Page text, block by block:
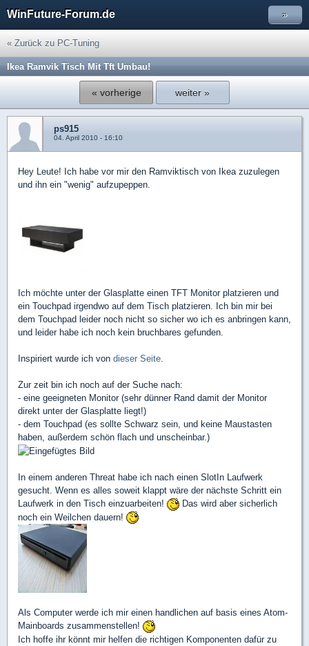
WinFuture-Forum.de »
« Zurück zu PC-Tuning
Ikea Ramvik Tisch Mit Tft Umbau!
« vorherige weiter »
ps915
04. April 2010 - 16:10
Hey Leute! Ich habe vor mir den Ramviktisch von Ikea zuzulegen
und ihn ein "wenig" aufzupeppen.
Ich möchte unter der Glasplatte einen TFT Monitor platzieren und
ein Touchpad irgendwo auf dem Tisch platzieren. Ich bin mir bei
dem Touchpad leider noch nicht so sicher wo ich es anbringen kann,
und leider habe ich noch kein bruchbares gefunden.
Inspiriert wurde ich von dieser Seite.
Zur zeit bin ich noch auf der Suche nach:
- eine geeigneten Monitor (sehr dünner Rand damit der Monitor
direkt unter der Glasplatte liegt!)
- dem Touchpad (es sollte Schwarz sein, und keine Maustasten
haben, außerdem schön flach und unscheinbar.)
In einem anderen Threat habe ich nach einen SlotIn Laufwerk
gesucht. Wenn es alles soweit klappt wäre der nächste Schritt ein
Laufwerk in den Tisch einzuarbeiten!
Das wird aber sicherlich
noch ein Weilchen dauern!
Als Computer werde ich mir einen handlichen auf basis eines Atom-
Mainboards zusammenstellen!
Ich hoffe ihr könnt mir helfen die richtigen Komponenten dafür zu